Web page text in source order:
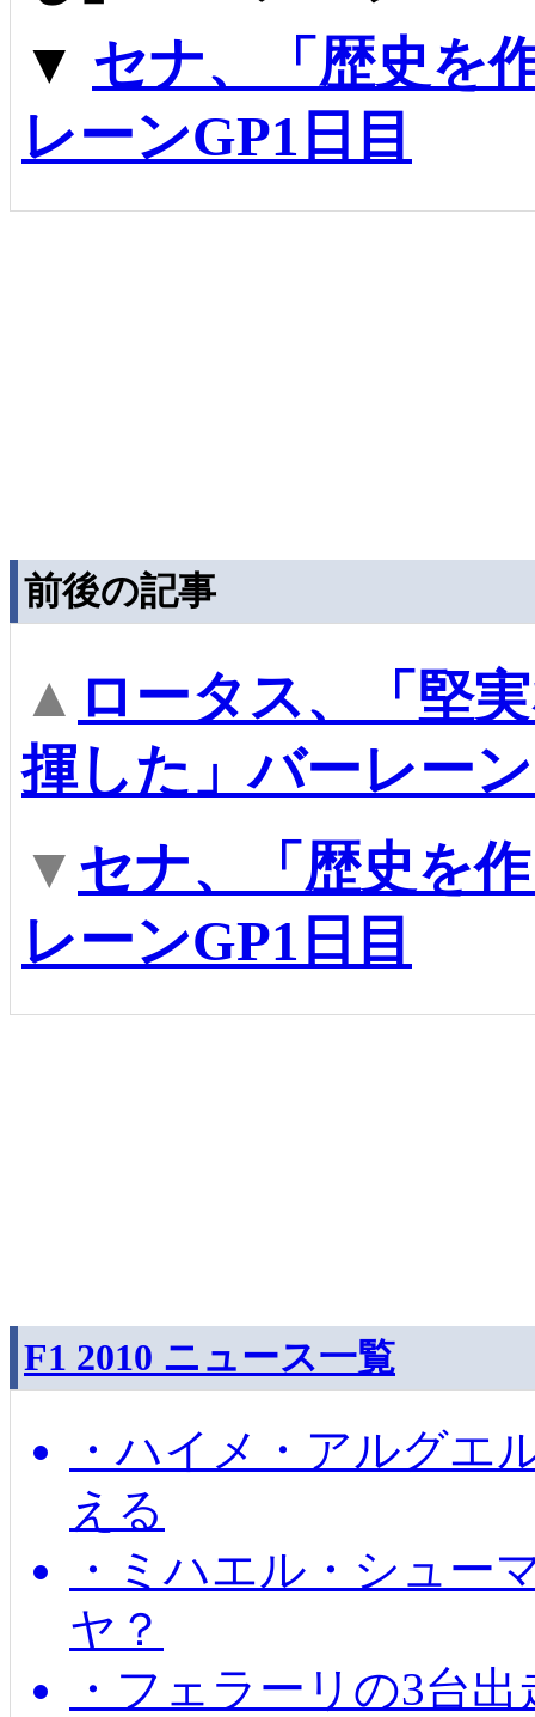
▼ セナ、「歴史を
レーンGP1日目
前後の記事
▲ ロータス、「堅
揮した」バーレー
▼ セナ、「歴史を
レーンGP1日目
F1 2010 ニュース一覧
・ハイメ・アルグエ
える
・ミハエル・シュー
ヤ？
・フェラーリの3台